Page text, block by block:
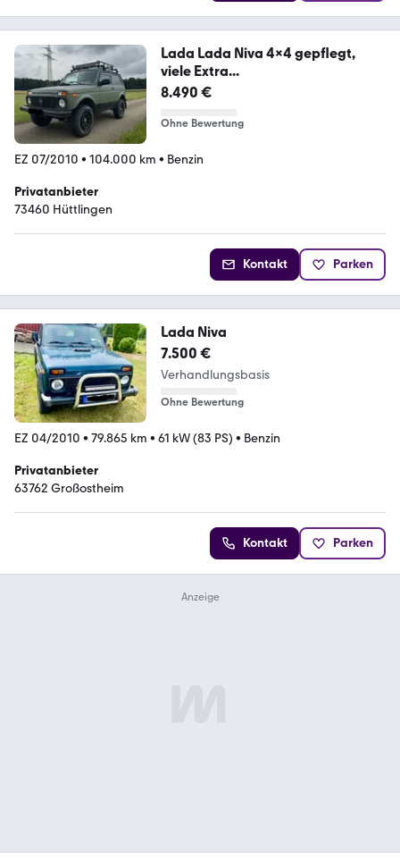
Lada Lada Niva 4x4 gepflegt,
viele Extra...
8.490 €
Ohne Bewertung
EZ 07/2010 • 104.000 km • Benzin
Privatanbieter
73460 Hüttlingen
Kontakt Parken
Lada Niva
7.500 €
Verhandlungsbasis
Ohne Bewertung
EZ 04/2010 • 79.865 km • 61 kW (83 PS) • Benzin
Privatanbieter
63762 Großostheim
Kontakt Parken